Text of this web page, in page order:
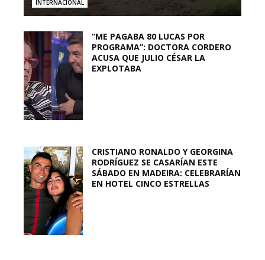
INTERNACIONAL
“ME PAGABA 80 LUCAS POR
PROGRAMA”: DOCTORA CORDERO
ACUSA QUE JULIO CÉSAR LA
EXPLOTABA
CRISTIANO RONALDO Y GEORGINA
RODRÍGUEZ SE CASARÍAN ESTE
SÁBADO EN MADEIRA: CELEBRARÍAN
EN HOTEL CINCO ESTRELLAS